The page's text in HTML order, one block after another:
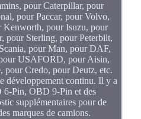
pour Caterpillar, pour
pour Paccar, pour Volvo,
Kenworth, pour Isuzu, pour
pour Sterling, pour Peterbilt,
pour Man, pour DAF,
USAFORD, pour Aisin,
pour Credo, pour Deutz, etc.
développement continu. Il y a
Pin, OBD 9-Pin et des
supplémentaires pour de
marques de camions.